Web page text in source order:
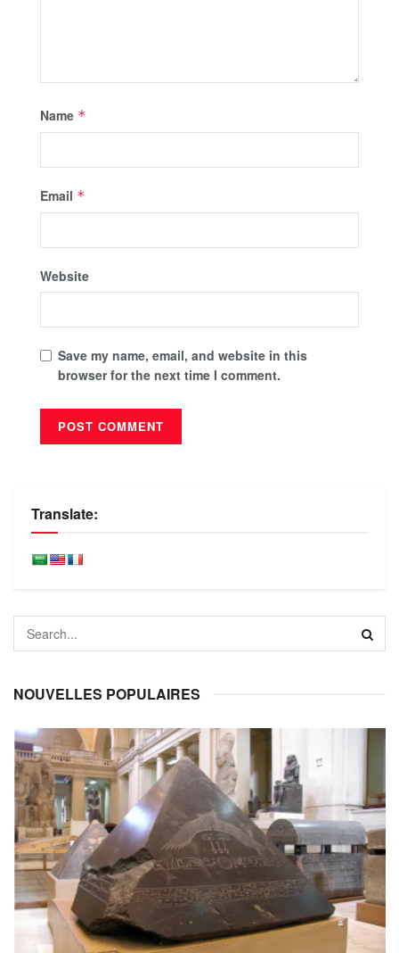
Name *
Email *
Website
Save my name, email, and website in this
browser for the next time I comment.
Translate:
NOUVELLES POPULAIRES